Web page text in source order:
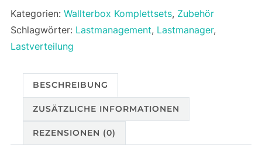
Kategorien: Wallterbox Komplettsets, Zubehör
Schlagwörter: Lastmanagement, Lastmanager,
Lastverteilung
BESCHREIBUNG
ZUSÄTZLICHE INFORMATIONEN
REZENSIONEN (0)